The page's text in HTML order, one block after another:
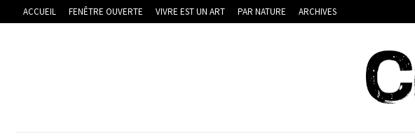
ACCUEIL FENÊTRE OUVERTE VIVRE EST UN ART PAR NATURE ARCHIVES